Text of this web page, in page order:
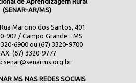
(SENAR-AR/MS)
Marcino dos Santos, 401
902 / Campo Grande - MS
6900 ou (67) 3320-9700
(67) 3320-9777
senar@senarms.org.br
MS NAS REDES SOCIAIS